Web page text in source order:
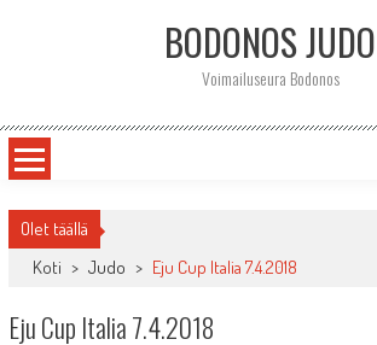
BODONOS JUDO
Voimailuseura Bodonos
Olet täällä
Koti > Judo > Eju Cup Italia 7.4.2018
Eju Cup Italia 7.4.2018